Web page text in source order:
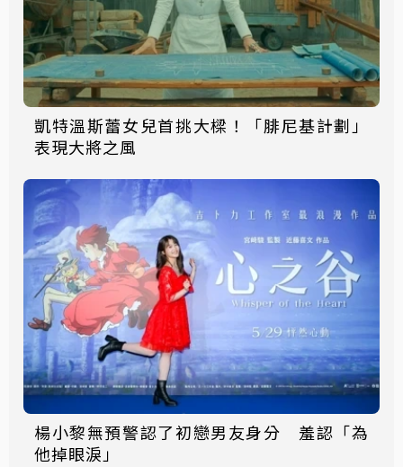
凱特溫斯蕾女兒首挑大樑！「腓尼基計劃」
表現大將之風
楊小黎無預警認了初戀男友身分 羞認「為
他掉眼淚」